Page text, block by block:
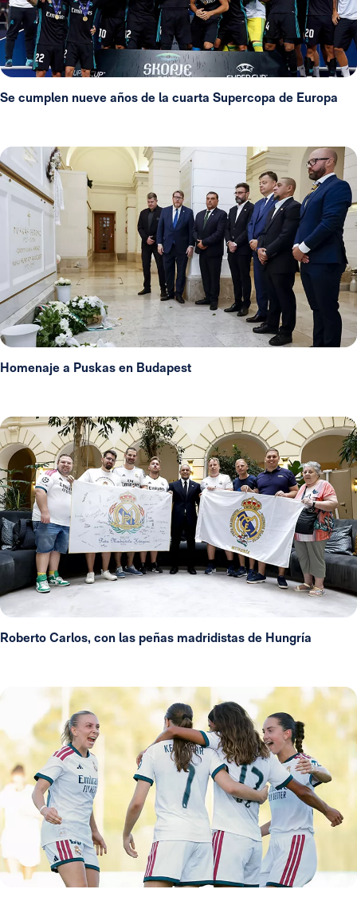
Se cumplen nueve años de la cuarta Supercopa de Europa
Homenaje a Puskas en Budapest
Roberto Carlos, con las peñas madridistas de Hungría